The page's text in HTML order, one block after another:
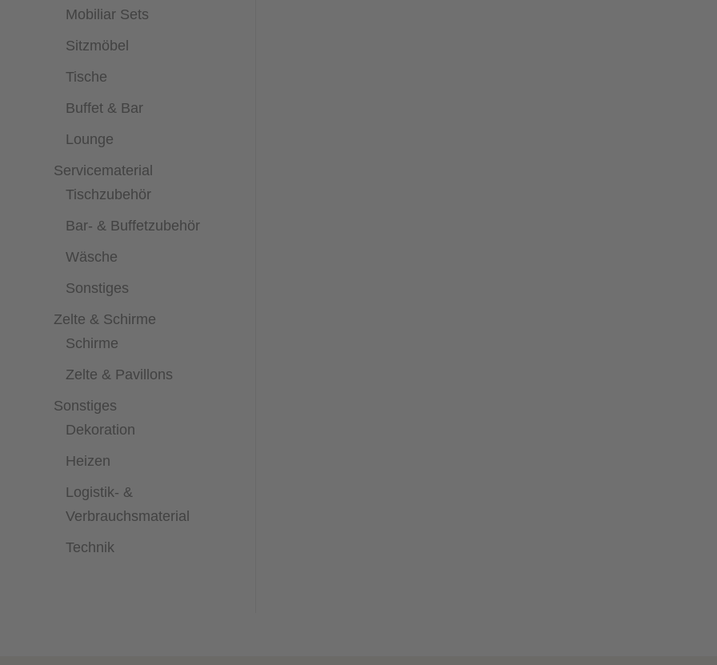
Mobiliar Sets
Sitzmöbel
Tische
Buffet & Bar
Lounge
Servicematerial
Tischzubehör
Bar- & Buffetzubehör
Wäsche
Sonstiges
Zelte & Schirme
Schirme
Zelte & Pavillons
Sonstiges
Dekoration
Heizen
Logistik- &
Verbrauchsmaterial
Technik